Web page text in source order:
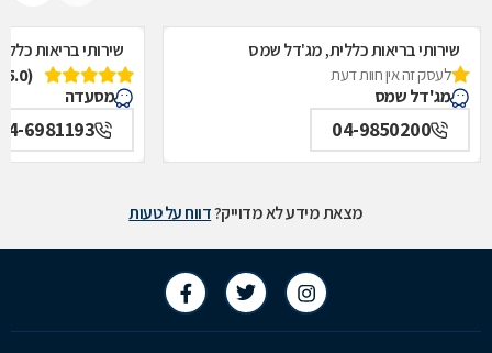
שירותי בריאות כללית, מג'דל שמס
לעסק זה אין חוות דעת
מג'דל שמס
04-9850200
שירותי בריאות
(5.0)
מסעדה
6981193
מצאת מידע לא מדוייק?דווח על טעות